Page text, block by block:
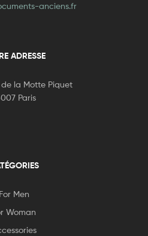
anciens.fr
ADRESSE
de la Motte Piquet
Paris
For Men
Woman